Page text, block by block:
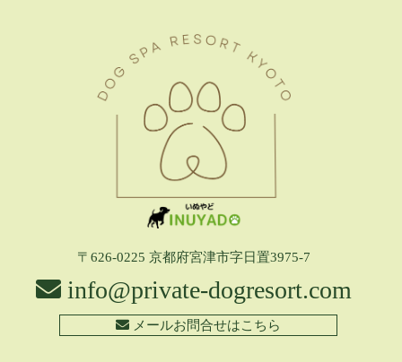
〒626-0225 京都府宮津市字日置3975-7
info@private-dogresort.com
メールお問合せはこちら